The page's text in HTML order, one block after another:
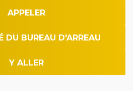
APPELER
DU BUREAU D'ARREAU
Y ALLER